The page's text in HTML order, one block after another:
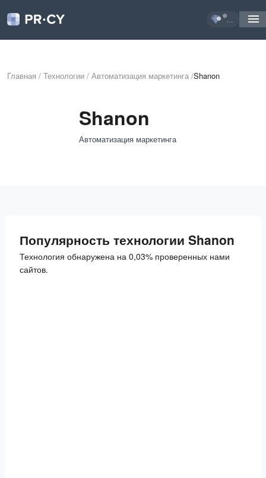
...
Главная / Технологии / Автоматизация маркетинга /Shanon
Shanon
Автоматизация маркетинга
Популярность технологии Shanon
Технология обнаружена на 0,03% проверенных нами
сайтов.